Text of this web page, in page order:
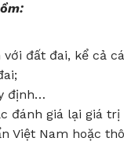
đất đai, kể cả
định…
đánh giá lại giá
Việt Nam hoặc